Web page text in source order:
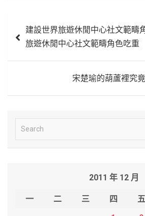
章
建設世界旅遊休閒中心社文範疇
旅遊休閒中心社文範疇角色吃重
宋楚瑜的葫蘆裡究
e
2011 年 12 月
一 二 三 四 五